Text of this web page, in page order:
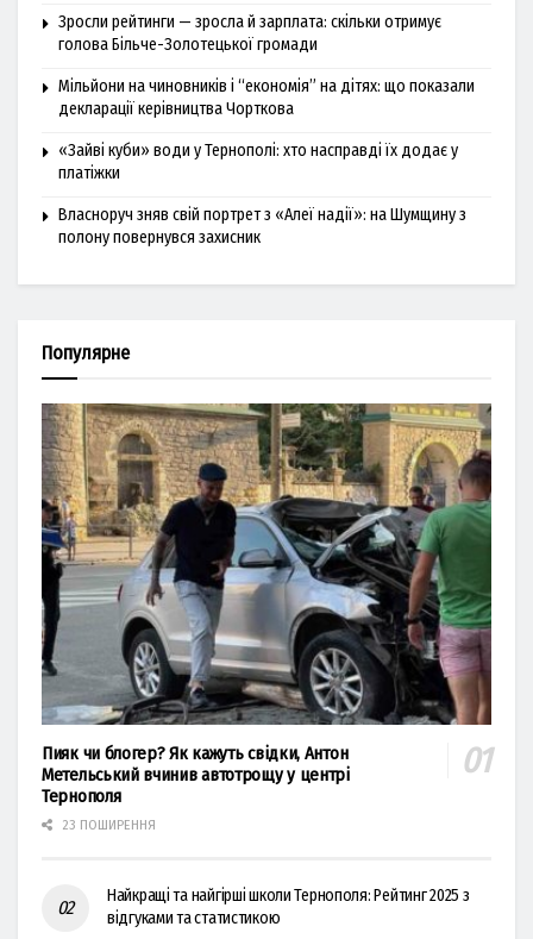
Зросли рейтинги — зросла й зарплата: скільки отримує
голова Більче-Золотецької громади
Мільйони на чиновників і “економія” на дітях: що показали
декларації керівництва Чорткова
«Зайві куби» води у Тернополі: хто насправді їх додає у
платіжки
Власноруч зняв свій портрет з «Алеї надії»: на Шумщину з
полону повернувся захисник
Популярне
Пияк чи блогер? Як кажуть свідки, Антон
Метельський вчинив автотрощу у центрі
Тернополя
23 ПОШИРЕННЯ
Найкращі та найгірші школи Тернополя: Рейтинг 2025 з
відгуками та статистикою